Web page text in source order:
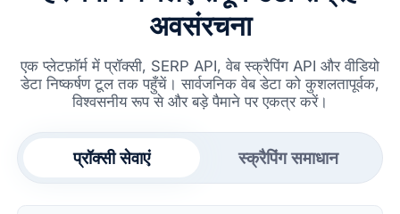
अवसंरचना
एक प्लेटफ़ॉर्म में प्रॉक्सी, SERP API, वेब स्क्रैपिंग API और वीडियो
डेटा निष्कर्षण टूल तक पहुँचें। सार्वजनिक वेब डेटा को कुशलतापूर्वक,
विश्वसनीय रूप से और बड़े पैमाने पर एकत्र करें।
प्रॉक्सी सेवाएं स्क्रैपिंग समाधान